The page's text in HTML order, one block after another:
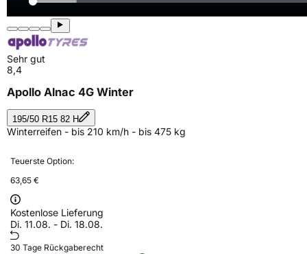
Sehr gut
8,4
Apollo Alnac 4G Winter
195/50 R15 82 H
Winterreifen - bis 210 km/h - bis 475 kg
Teuerste Option:
63,65 €
Kostenlose Lieferung
Di. 11.08. - Di. 18.08.
30 Tage Rückgaberecht